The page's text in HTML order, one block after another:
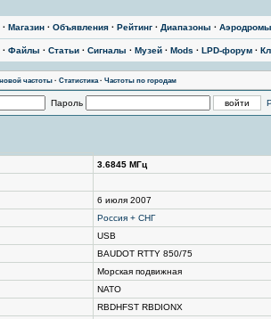
· Магазин · Объявления · Рейтинг · Диапазоны · Аэродромы
· Файлы · Статьи · Сигналы · Музей · Mods · LPD-форум ·
частоты · Статистика· Частоты по городам
Пароль
3.6845 МГц
6 июля 2007
Россия + СНГ
USB
BAUDOT RTTY 850/75
Морская подвижная
NATO
RBDHFST RBDIONX